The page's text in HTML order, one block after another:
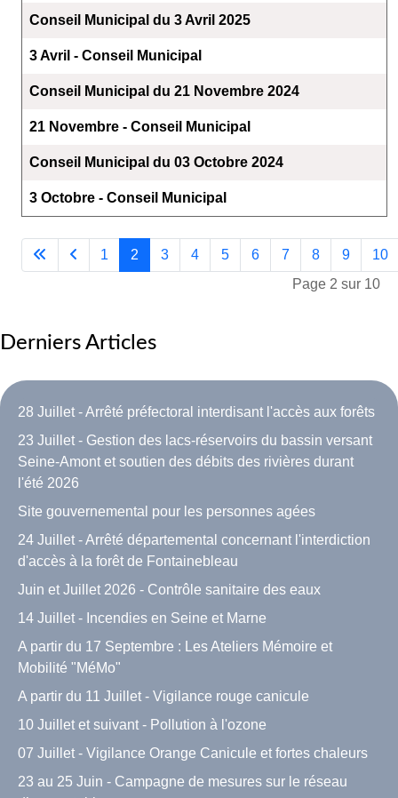
Conseil Municipal du 3 Avril 2025
3 Avril - Conseil Municipal
Conseil Municipal du 21 Novembre 2024
21 Novembre - Conseil Municipal
Conseil Municipal du 03 Octobre 2024
3 Octobre - Conseil Municipal
Page 2 sur 10
1 2 3 4 5 6 7 8 9 10
Derniers Articles
28 Juillet - Arrêté préfectoral interdisant l'accès aux forêts
23 Juillet - Gestion des lacs-réservoirs du bassin versant
Seine-Amont et soutien des débits des rivières durant
l'été 2026
Site gouvernemental pour les personnes agées
24 Juillet - Arrêté départemental concernant l'interdiction
d'accès à la forêt de Fontainebleau
Juin et Juillet 2026 - Contrôle sanitaire des eaux
14 Juillet - Incendies en Seine et Marne
A partir du 17 Septembre : Les Ateliers Mémoire et
Mobilité "MéMo"
A partir du 11 Juillet - Vigilance rouge canicule
10 Juillet et suivant - Pollution à l'ozone
07 Juillet - Vigilance Orange Canicule et fortes chaleurs
23 au 25 Juin - Campagne de mesures sur le réseau